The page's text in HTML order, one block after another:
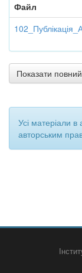
Файл
Показати
Усі матеріали в
авторським